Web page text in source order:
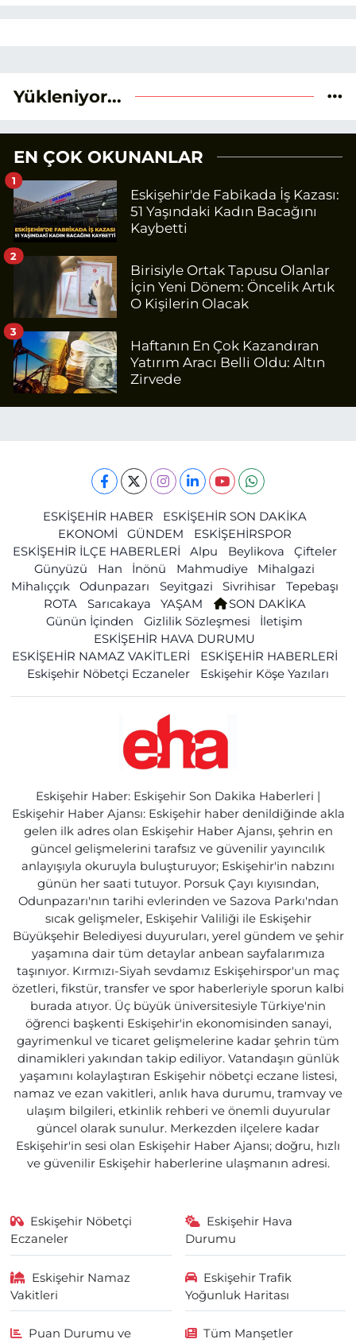
Yükleniyor...
EN ÇOK OKUNANLAR
Eskişehir'de Fabikada İş Kazası:
51 Yaşındaki Kadın Bacağını
Kaybetti
1
Birisiyle Ortak Tapusu Olanlar
İçin Yeni Dönem: Öncelik Artık
O Kişilerin Olacak
2
Haftanın En Çok Kazandıran
Yatırım Aracı Belli Oldu: Altın
Zirvede
3
ESKİŞEHİR HABER
ESKİŞEHİR SON DAKİKA
EKONOMİ
GÜNDEM
ESKİŞEHİRSPOR
ESKİŞEHİR İLÇE HABERLERİ
Alpu Beylikova
Çifteler
Günyüzü
Han İnönü Mahmudiye
Mihalgazi
Mihalıççık
Odunpazarı Seyitgazi Sivrihisar
Tepebaşı
ROTA
Sarıcakaya YAŞAM
SON DAKİKA
Günün İçinden
Gizlilik Sözleşmesi
İletişim
ESKİŞEHİR HAVA DURUMU
ESKİŞEHİR NAMAZ VAKİTLERİ
ESKİŞEHİR HABERLERİ
Eskişehir Nöbetçi Eczaneler
Eskişehir Köşe Yazıları
Eskişehir Haber: Eskişehir Son Dakika Haberleri |
Eskişehir Haber Ajansı: Eskişehir haber denildiğinde akla
gelen ilk adres olan Eskişehir Haber Ajansı, şehrin en
güncel gelişmelerini tarafsız ve güvenilir yayıncılık
anlayışıyla okuruyla buluşturuyor; Eskişehir'in nabzını
günün her saati tutuyor. Porsuk Çayı kıyısından,
Odunpazarı'nın tarihi evlerinden ve Sazova Parkı'ndan
sıcak gelişmeler, Eskişehir Valiliği ile Eskişehir
Büyükşehir Belediyesi duyuruları, yerel gündem ve şehir
yaşamına dair tüm detaylar anbean sayfalarımıza
taşınıyor. Kırmızı-Siyah sevdamız Eskişehirspor'un maç
özetleri, fikstür, transfer ve spor haberleriyle sporun kalbi
burada atıyor. Üç büyük üniversitesiyle Türkiye'nin
öğrenci başkenti Eskişehir'in ekonomisinden sanayi,
gayrimenkul ve ticaret gelişmelerine kadar şehrin tüm
dinamikleri yakından takip ediliyor. Vatandaşın günlük
yaşamını kolaylaştıran Eskişehir nöbetçi eczane listesi,
namaz ve ezan vakitleri, anlık hava durumu, tramvay ve
ulaşım bilgileri, etkinlik rehberi ve önemli duyurular
güncel olarak sunulur. Merkezden ilçelere kadar
Eskişehir'in sesi olan Eskişehir Haber Ajansı; doğru, hızlı
ve güvenilir Eskişehir haberlerine ulaşmanın adresi.
Eskişehir Nöbetçi
Eczaneler
Eskişehir Hava
Durumu
Eskişehir Namaz
Vakitleri
Eskişehir Trafik
Yoğunluk Haritası
Puan Durumu ve
Tüm Manşetler